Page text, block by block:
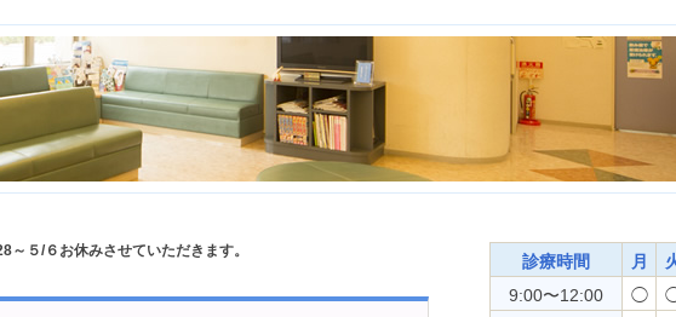
～５/６お休みさせていただきます。
診療時間 月
9:00〜12:00
◯